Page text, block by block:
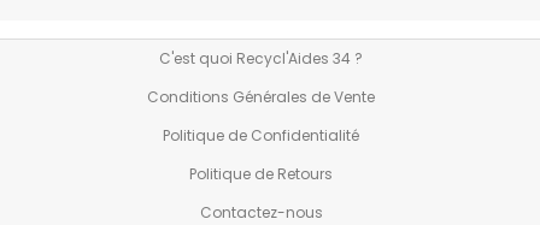
C'est quoi Recycl'Aides 34 ?
Conditions Générales de Vente
Politique de Confidentialité
Politique de Retours
Contactez-nous